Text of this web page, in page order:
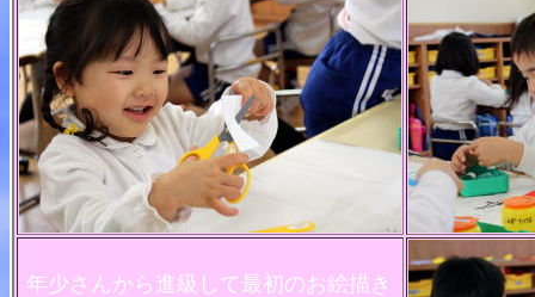
年少さんから進級して最初のお絵描き